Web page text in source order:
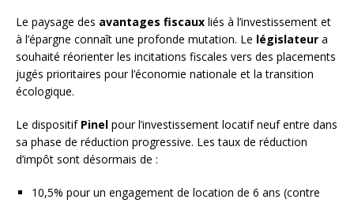
Le paysage des avantages fiscaux liés à l’investissement et
à l’épargne connaît une profonde mutation. Le législateur a
souhaité réorienter les incitations fiscales vers des placements
jugés prioritaires pour l’économie nationale et la transition
écologique.
Le dispositif Pinel pour l’investissement locatif neuf entre dans
sa phase de réduction progressive. Les taux de réduction
d’impôt sont désormais de :
10,5% pour un engagement de location de 6 ans (contre